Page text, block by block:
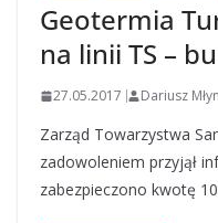
Geotermia
na linii TS –
27.05.2017 Dariusz
Zarząd Towarzystwa
zadowoleniem przyjął
zabezpieczono kwotę